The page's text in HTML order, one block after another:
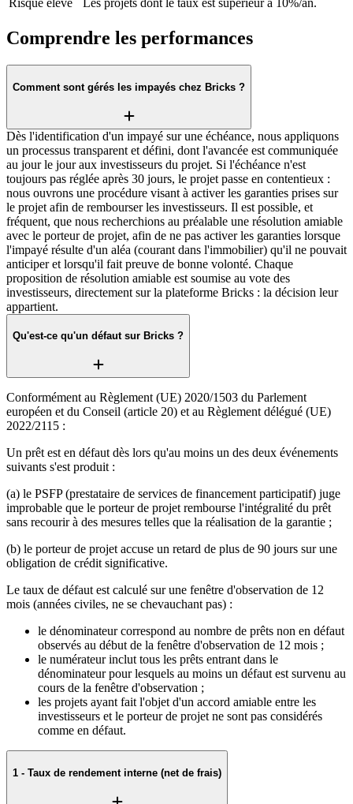
Comprendre les performances
Comment sont gérés les impayés chez Bricks ?
Dès l'identification d'un impayé sur une échéance, nous appliquons
un processus transparent et défini, dont l'avancée est communiquée
au jour le jour aux investisseurs du projet. Si l'échéance n'est
toujours pas réglée après 30 jours, le projet passe en contentieux :
nous ouvrons une procédure visant à activer les garanties prises sur
le projet afin de rembourser les investisseurs. Il est possible, et
fréquent, que nous recherchions au préalable une résolution amiable
avec le porteur de projet, afin de ne pas activer les garanties lorsque
l'impayé résulte d'un aléa (courant dans l'immobilier) qu'il ne pouvait
anticiper et lorsqu'il fait preuve de bonne volonté. Chaque
proposition de résolution amiable est soumise au vote des
investisseurs, directement sur la plateforme Bricks : la décision leur
appartient.
Qu'est-ce qu'un défaut sur Bricks ?
Conformément au Règlement (UE) 2020/1503 du Parlement
européen et du Conseil (article 20) et au Règlement délégué (UE)
2022/2115 :
Un prêt est en défaut dès lors qu'au moins un des deux événements
suivants s'est produit :
(a) le PSFP (prestataire de services de financement participatif) juge
improbable que le porteur de projet rembourse l'intégralité du prêt
sans recourir à des mesures telles que la réalisation de la garantie ;
(b) le porteur de projet accuse un retard de plus de 90 jours sur une
obligation de crédit significative.
Le taux de défaut est calculé sur une fenêtre d'observation de 12
mois (années civiles, ne se chevauchant pas) :
le dénominateur correspond au nombre de prêts non en défaut
observés au début de la fenêtre d'observation de 12 mois ;
le numérateur inclut tous les prêts entrant dans le
dénominateur pour lesquels au moins un défaut est survenu au
cours de la fenêtre d'observation ;
les projets ayant fait l'objet d'un accord amiable entre les
investisseurs et le porteur de projet ne sont pas considérés
comme en défaut.
1 - Taux de rendement interne (net de frais)